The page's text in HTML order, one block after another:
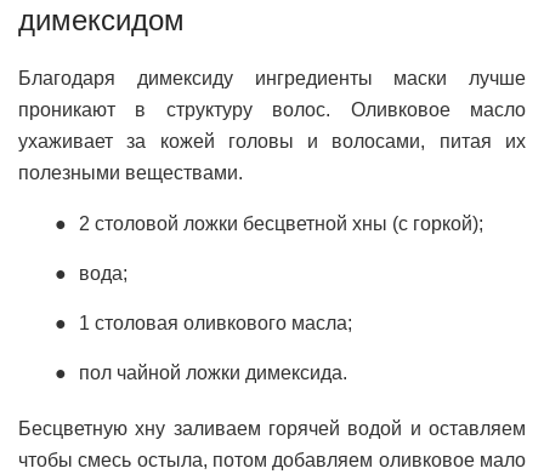
димексидом
Благодаря димексиду ингредиенты маски лучше
проникают в структуру волос. Оливковое масло
ухаживает за кожей головы и волосами, питая их
полезными веществами.
2 столовой ложки бесцветной хны (с горкой);
вода;
1 столовая оливкового масла;
пол чайной ложки димексида.
Бесцветную хну заливаем горячей водой и оставляем
чтобы смесь остыла, потом добавляем оливковое мало